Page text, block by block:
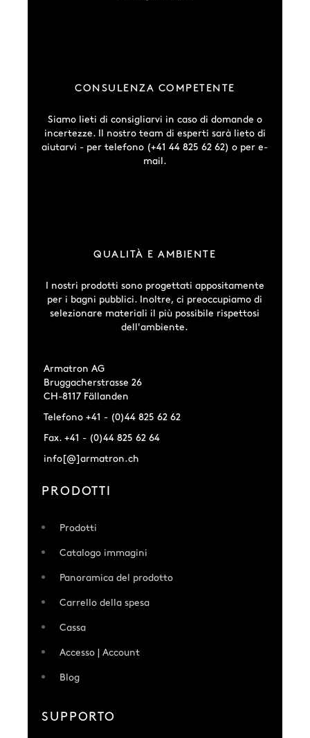
CONSULENZA COMPETENTE
Siamo lieti di consigliarvi in caso di domande o
incertezze. Il nostro team di esperti sarà lieto di
aiutarvi - per telefono (+41 44 825 62 62) o per e-
mail.
QUALITÀ E AMBIENTE
I nostri prodotti sono progettati appositamente
per i bagni pubblici. Inoltre, ci preoccupiamo di
selezionare materiali il più possibile rispettosi
dell'ambiente.
Armatron AG
Bruggacherstrasse 26
CH-8117 Fällanden
Telefono +41 - (0)44 825 62 62
Fax. +41 - (0)44 825 62 64
info[@]armatron.ch
PRODOTTI
Prodotti
Catalogo immagini
Panoramica del prodotto
Carrello della spesa
Cassa
Accesso | Account
Blog
SUPPORTO